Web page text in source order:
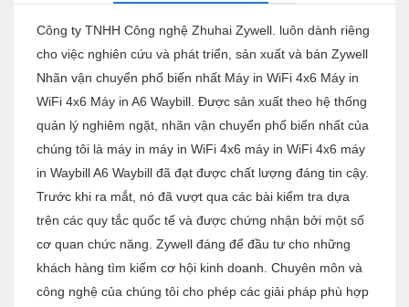
Công ty TNHH Công nghệ Zhuhai Zywell. luôn dành riêng
cho việc nghiên cứu và phát triển, sản xuất và bán Zywell
Nhãn vận chuyển phổ biến nhất Máy in WiFi 4x6 Máy in
WiFi 4x6 Máy in A6 Waybill. Được sản xuất theo hệ thống
quản lý nghiêm ngặt, nhãn vận chuyển phổ biến nhất của
chúng tôi là máy in máy in WiFi 4x6 máy in WiFi 4x6 máy
in Waybill A6 Waybill đã đạt được chất lượng đáng tin cậy.
Trước khi ra mắt, nó đã vượt qua các bài kiểm tra dựa
trên các quy tắc quốc tế và được chứng nhận bởi một số
cơ quan chức năng. Zywell đáng để đầu tư cho những
khách hàng tìm kiếm cơ hội kinh doanh. Chuyên môn và
công nghệ của chúng tôi cho phép các giải pháp phù hợp